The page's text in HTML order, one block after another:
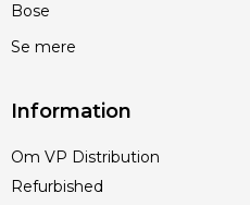
Bose
Se mere
Information
Om VP Distribution
Refurbished